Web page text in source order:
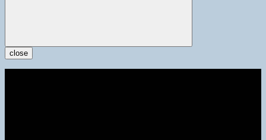
close